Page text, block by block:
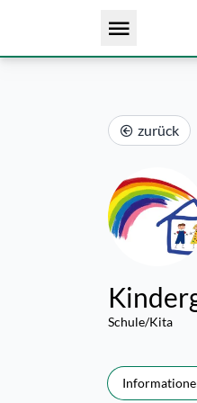
zurück
Schule/Kita